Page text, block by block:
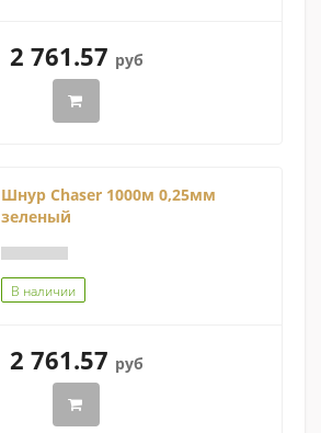
2 761.57 руб
Шнур Chaser 1000м 0,25мм
зеленый
В наличии
2 761.57 руб